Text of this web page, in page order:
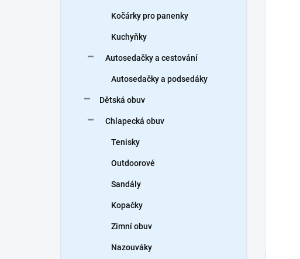
Kočárky pro panenky
Kuchyňky
Autosedačky a cestování
Autosedačky a podsedáky
Dětská obuv
Chlapecká obuv
Tenisky
Outdoorové
Sandály
Kopačky
Zimní obuv
Nazouváky